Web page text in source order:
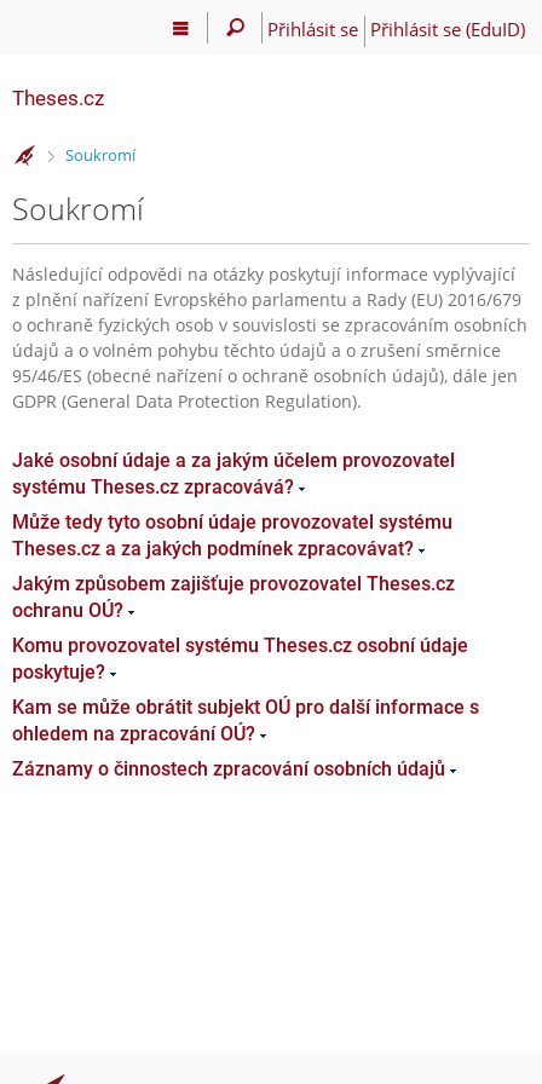
Přihlásit se Přihlásit se (EduID)
Theses.cz
>
Soukromí
Soukromí
Následující odpovědi na otázky poskytují informace vyplývající
z plnění nařízení Evropského parlamentu a Rady (EU) 2016/679
o ochraně fyzických osob v souvislosti se zpracováním osobních
údajů a o volném pohybu těchto údajů a o zrušení směrnice
95/46/ES (obecné nařízení o ochraně osobních údajů), dále jen
GDPR (General Data Protection Regulation).
Jaké osobní údaje a za jakým účelem provozovatel
systému Theses.cz zpracovává?
Může tedy tyto osobní údaje provozovatel systému
Theses.cz a za jakých podmínek zpracovávat?
Jakým způsobem zajišťuje provozovatel Theses.cz
ochranu OÚ?
Komu provozovatel systému Theses.cz osobní údaje
poskytuje?
Kam se může obrátit subjekt OÚ pro další informace s
ohledem na zpracování OÚ?
Záznamy o činnostech zpracování osobních údajů